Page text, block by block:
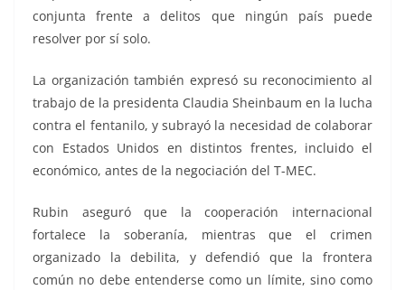
conjunta frente a delitos que ningún país puede
resolver por sí solo.
La organización también expresó su reconocimiento al
trabajo de la presidenta Claudia Sheinbaum en la lucha
contra el fentanilo, y subrayó la necesidad de colaborar
con Estados Unidos en distintos frentes, incluido el
económico, antes de la negociación del T-MEC.
Rubin aseguró que la cooperación internacional
fortalece la soberanía, mientras que el crimen
organizado la debilita, y defendió que la frontera
común no debe entenderse como un límite, sino como